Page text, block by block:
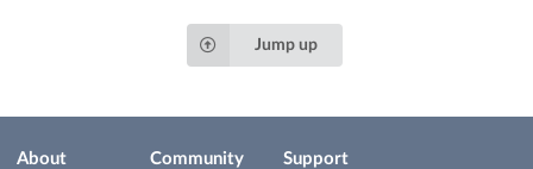
Jump up
About Community Support